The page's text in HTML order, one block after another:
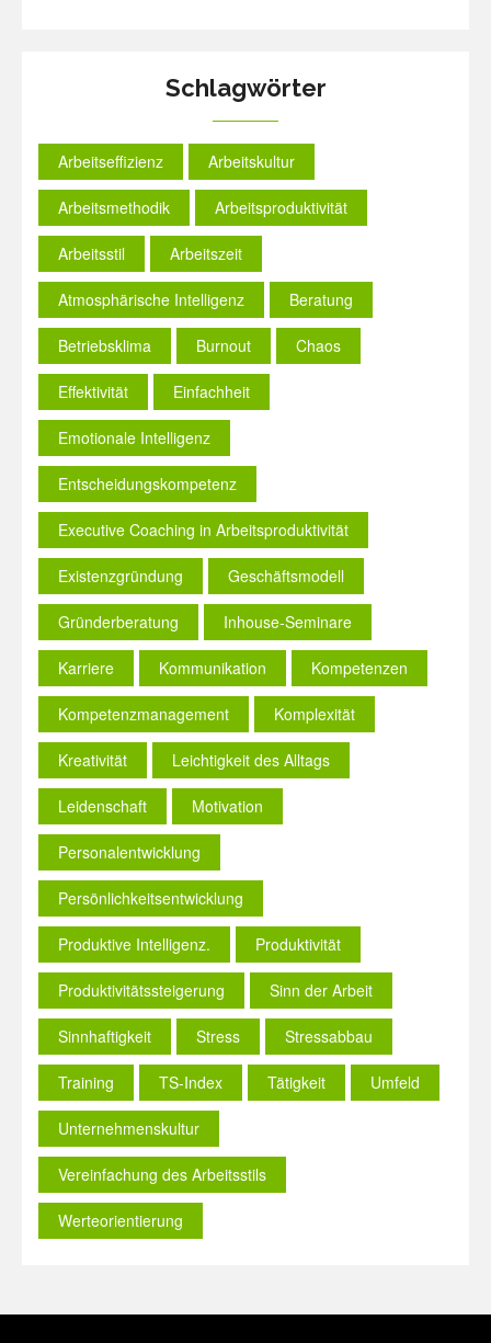
Schlagwörter
Arbeitseffizienz Arbeitskultur
Arbeitsmethodik Arbeitsproduktivität
Arbeitsstil Arbeitszeit
Atmosphärische Intelligenz Beratung
Betriebsklima Burnout Chaos
Effektivität Einfachheit
Emotionale Intelligenz
Entscheidungskompetenz
Executive Coaching in Arbeitsproduktivität
Existenzgründung Geschäftsmodell
Gründerberatung Inhouse-Seminare
Karriere Kommunikation Kompetenzen
Kompetenzmanagement Komplexität
Kreativität Leichtigkeit des Alltags
Leidenschaft Motivation
Personalentwicklung
Persönlichkeitsentwicklung
Produktive Intelligenz. Produktivität
Produktivitätssteigerung Sinn der Arbeit
Sinnhaftigkeit Stress Stressabbau
Training TS-Index Tätigkeit Umfeld
Unternehmenskultur
Vereinfachung des Arbeitsstils
Werteorientierung